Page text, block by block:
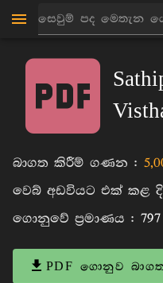
බාගත කිරීම් ගණන :
වෙබ් අඩවියට එක් කළ
ගොනුවේ ප්‍රමාණය : 797
PDF ගොනුව